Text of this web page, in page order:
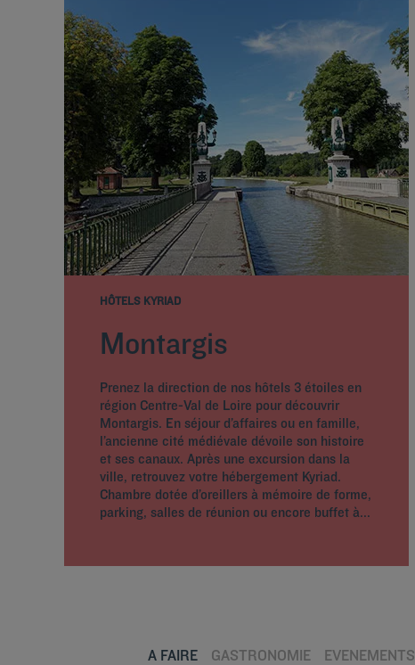
HÔTELS KYRIAD
Montargis
Prenez la direction de nos hôtels 3 étoiles en
région Centre-Val de Loire pour découvrir
Montargis. En séjour d’affaires ou en famille,
l’ancienne cité médiévale dévoile son histoire
et ses canaux. Après une excursion dans la
ville, retrouvez votre hébergement Kyriad.
Chambre dotée d’oreillers à mémoire de forme,
parking, salles de réunion ou encore buffet à...
A FAIRE GASTRONOMIE EVENEMENTS